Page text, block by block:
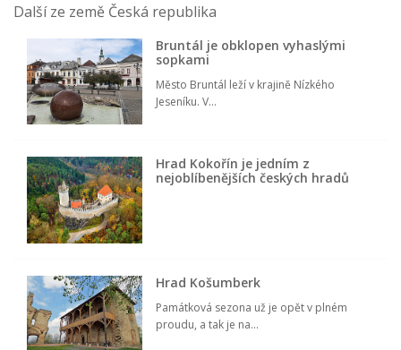
Další ze země Česká republika
Bruntál je obklopen vyhaslými
sopkami
Město Bruntál leží v krajině Nízkého
Jeseníku. V...
Hrad Kokořín je jedním z
nejoblíbenějších českých hradů
Hrad Košumberk
Památková sezona už je opět v plném
proudu, a tak je na...